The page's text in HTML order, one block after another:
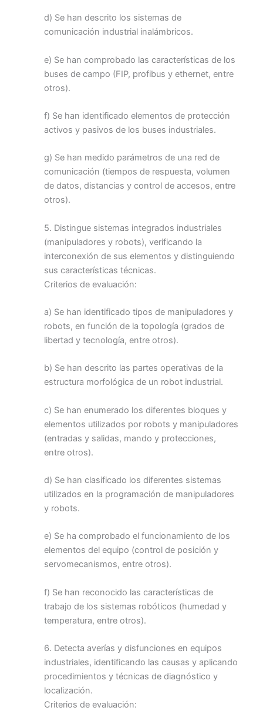
d) Se han descrito los sistemas de
comunicación industrial inalámbricos.
e) Se han comprobado las características de los
buses de campo (FIP, profibus y ethernet, entre
otros).
f) Se han identificado elementos de protección
activos y pasivos de los buses industriales.
g) Se han medido parámetros de una red de
comunicación (tiempos de respuesta, volumen
de datos, distancias y control de accesos, entre
otros).
5. Distingue sistemas integrados industriales
(manipuladores y robots), verificando la
interconexión de sus elementos y distinguiendo
sus características técnicas.
Criterios de evaluación:
a) Se han identificado tipos de manipuladores y
robots, en función de la topología (grados de
libertad y tecnología, entre otros).
b) Se han descrito las partes operativas de la
estructura morfológica de un robot industrial.
c) Se han enumerado los diferentes bloques y
elementos utilizados por robots y manipuladores
(entradas y salidas, mando y protecciones,
entre otros).
d) Se han clasificado los diferentes sistemas
utilizados en la programación de manipuladores
y robots.
e) Se ha comprobado el funcionamiento de los
elementos del equipo (control de posición y
servomecanismos, entre otros).
f) Se han reconocido las características de
trabajo de los sistemas robóticos (humedad y
temperatura, entre otros).
6. Detecta averías y disfunciones en equipos
industriales, identificando las causas y aplicando
procedimientos y técnicas de diagnóstico y
localización.
Criterios de evaluación: